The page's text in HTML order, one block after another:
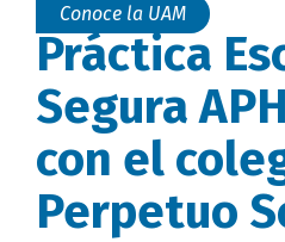
Conoce la UAM
Práctica
Segura
con el
Perpetuo